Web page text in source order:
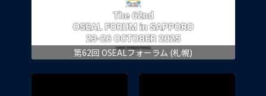
第62回 OSEALフォーラム (札幌)